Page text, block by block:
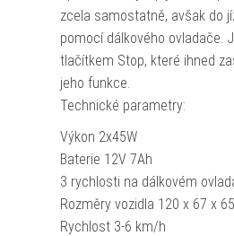
zcela samostatně, avšak do
pomocí dálkového ovladače.
tlačítkem Stop, které ihned
jeho funkce.
Technické parametry:
Výkon 2x45W
Baterie 12V 7Ah
3 rychlosti na dálkovém
Rozměry vozidla 120 x 67 x
Rychlost 3-6 km/h